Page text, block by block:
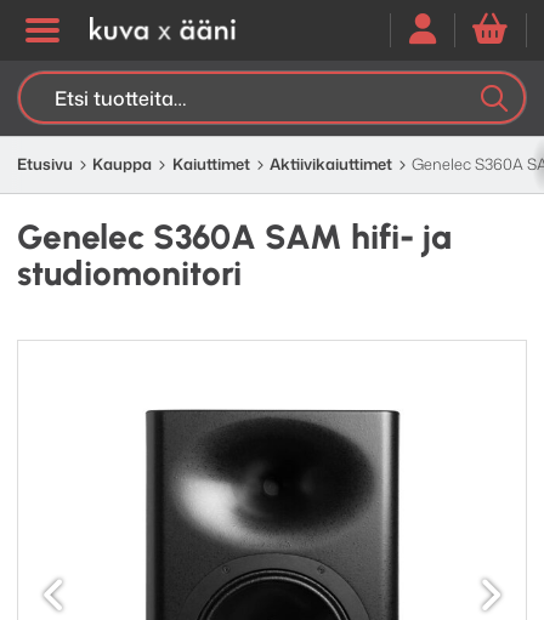
Etsi:
Etusivu Kauppa Kaiuttimet Aktiivi­kaiuttimet Genelec S360A
Genelec S360A SAM hifi- ja
studiomonitori